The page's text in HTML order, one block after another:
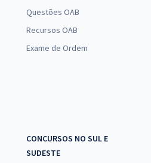
Questões OAB
Recursos OAB
Exame de Ordem
CONCURSOS NO SUL E
SUDESTE